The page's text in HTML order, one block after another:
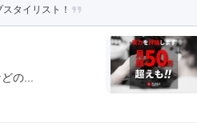
タイリスト！
の...